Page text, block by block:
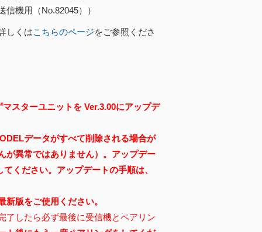
機用（No.82045）
）
しくはこちらのページをご参照くださ
スターユニットを Ver.3.00にアップデ
データがすべて削除される場合が
が異常ではありません）。アップデー
ください。 アップデートの手順は、
新版をご使用ください。
したら必ず最後に受信機とペアリン